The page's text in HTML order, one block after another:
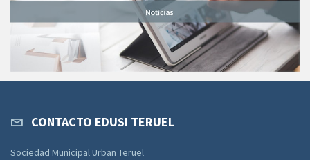
CONTACTO EDUSI TERUEL
Sociedad Municipal Urban Teruel